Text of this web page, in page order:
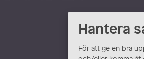
Hantera
För att ge en bra